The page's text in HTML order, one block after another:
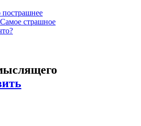
пострашнее
Самое страшное